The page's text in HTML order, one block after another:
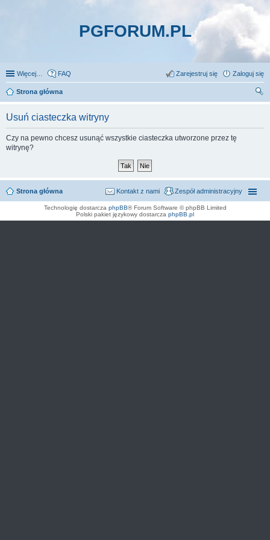
PGFORUM.PL
Więcej… FAQ Zaloguj się
Zarejestruj się
Strona główna
Usuń ciasteczka witryny
Czy na pewno chcesz usunąć wszystkie ciasteczka utworzone przez tę
witrynę?
Strona główna Zespół administracyjny
Kontakt z nami
Technologię dostarcza phpBB® Forum Software © phpBB Limited
Polski pakiet językowy dostarcza phpBB.pl